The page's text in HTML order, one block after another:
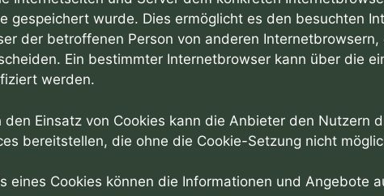
gespeichert wurde. Dies ermöglicht es den besuchten
der betroffenen Person von anderen
Ein bestimmter Internetbrowser kann über die
werden.
den Einsatz von Cookies kann die Anbieter den Nutzern
bereitstellen, die ohne die Cookie-Setzung nicht
eines Cookies können die Informationen und Angebote